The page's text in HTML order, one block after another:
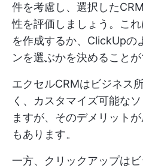
件を考慮し、選択した
性を評価しましょう。こ
を作成するか、ClickUpの
ンを選ぶかを決めることが
エクセルCRMはビジネス
く、カスタマイズ可能な
ますが、そのデメリット
もあります。
一方、クリックアップは